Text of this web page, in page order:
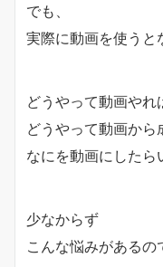
でも、
実際に動画を使うと
どうやって動画やれ
どうやって動画から
なにを動画にしたら
少なからず
こんな悩みがあるの